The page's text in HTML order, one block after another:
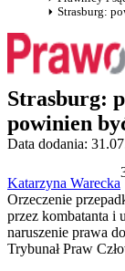
Strasburg:
Strasburg:
powinien
Data dodania:
Katarzyna Warecka
Orzeczenie
przez kombatanta i
naruszenie prawa
Trybunał Praw